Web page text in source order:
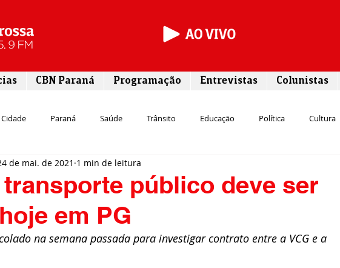
CBN Paraná Programação Entrevistas Colunistas
Cidade Paraná Saúde Trânsito Educação Política Cultura
Gerais Segurança Entrevista
Agronegócio Meio ambiente
transporte público deve ser
em PG
de mai. de 2021 1 min de leitura
na semana passada para investigar contrato entre a VCG e a